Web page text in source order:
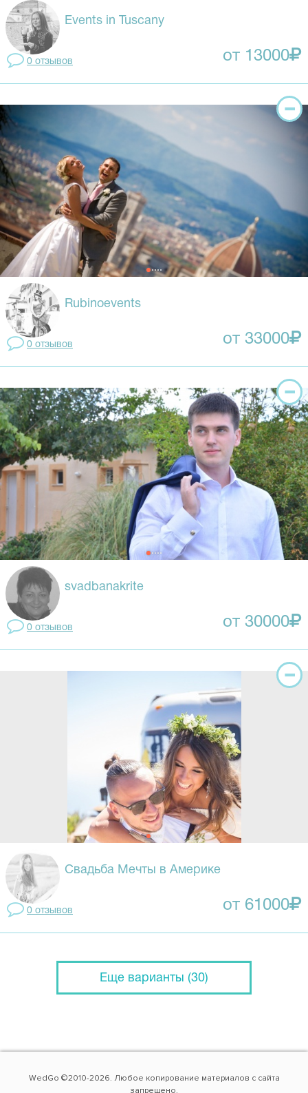
Events in Tuscany
0 отзывов от 13000
Rubinoevents
0 отзывов от 33000
svadbanakrite
0 отзывов от 30000
Свадьба Мечты в Америке
0 отзывов от 61000
Еще варианты (30)
WedGo ©2010-2026. Любое копирование материалов с сайта
запрещено.